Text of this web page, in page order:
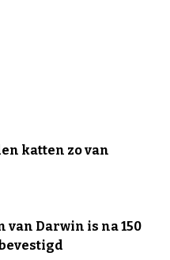
katten zo van
van Darwin is na 150